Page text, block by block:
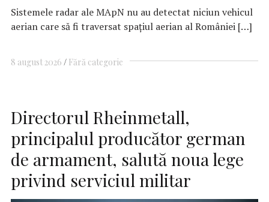
Sistemele radar ale MApN nu au detectat niciun vehicul
aerian care să fi traversat spațiul aerian al României […]
8 august 2026 Fără categorie
Directorul Rheinmetall,
principalul producător german
de armament, salută noua lege
privind serviciul militar